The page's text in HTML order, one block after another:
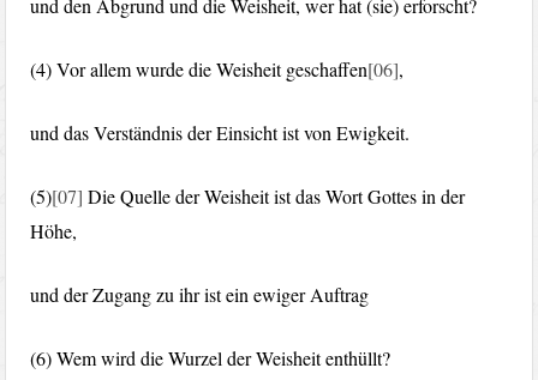
und den Abgrund und die Weisheit, wer hat (sie) erforscht?
(4) Vor allem wurde die Weisheit geschaffen[06],
und das Verständnis der Einsicht ist von Ewigkeit.
(5)[07] Die Quelle der Weisheit ist das Wort Gottes in der
Höhe,
und der Zugang zu ihr ist ein ewiger Auftrag
(6) Wem wird die Wurzel der Weisheit enthüllt?